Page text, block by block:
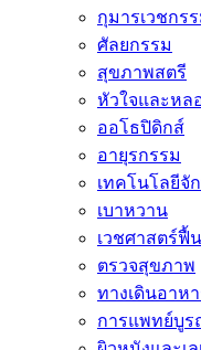
กุมารเวชกร
ศัลยกรรม
สุขภาพสตรี
หัวใจและหล
ออโธปิดิกส์
อายุรกรรม
เทคโนโลยีจั
เบาหวาน
เวชศาสตร์ฟื้
ตรวจสุขภาพ
ทางเดินอาห
การแพทย์บูร